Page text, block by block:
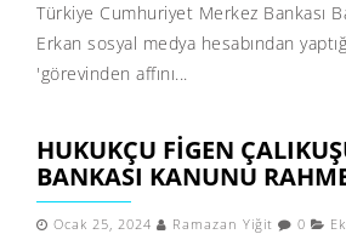
Türkiye Cumhuriyet Merkez Bankası
Erkan sosyal medya hesabından
'görevinden affını...
HUKUKÇU FIGEN
BANKASI KANUNU
Ocak 25, 2024 Ramazan Yiğit 0